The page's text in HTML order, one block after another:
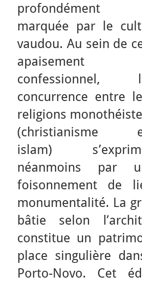
profondément
marquée par le
vaudou. Au sein de
apaisement
confessionnel,
concurrence entre
religions
(christianisme
islam)
néanmoins par
foisonnement de
monumentalité. La
bâtie selon
constitue un
place singulière
Porto-Novo. Cet